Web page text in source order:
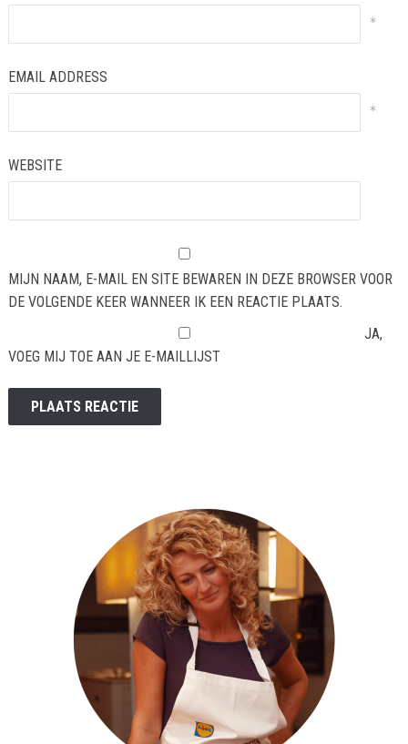
*
EMAIL ADDRESS
*
WEBSITE
MIJN NAAM, E-MAIL EN SITE BEWAREN IN DEZE BROWSER VOOR
DE VOLGENDE KEER WANNEER IK EEN REACTIE PLAATS.
JA,
VOEG MIJ TOE AAN JE E-MAILLIJST